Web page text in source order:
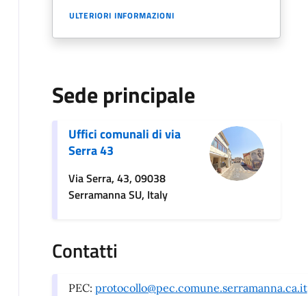
ULTERIORI INFORMAZIONI
Sede principale
Uffici comunali di via
Serra 43
Via Serra, 43, 09038
Serramanna SU, Italy
Contatti
PEC: protocollo@pec.comune.serramanna.ca.it